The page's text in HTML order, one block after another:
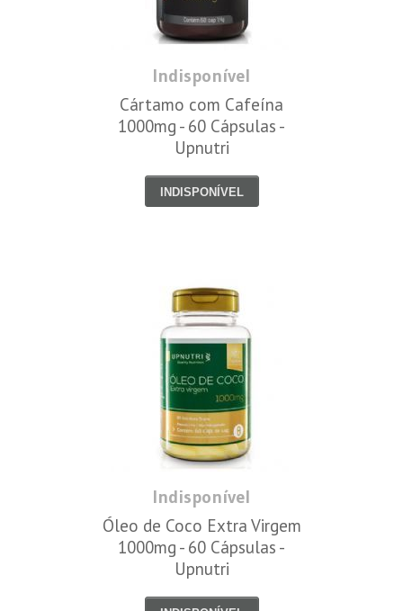
Indisponível
Cártamo com Cafeína
1000mg - 60 Cápsulas -
Upnutri
INDISPONÍVEL
Indisponível
Óleo de Coco Extra Virgem
1000mg - 60 Cápsulas -
Upnutri